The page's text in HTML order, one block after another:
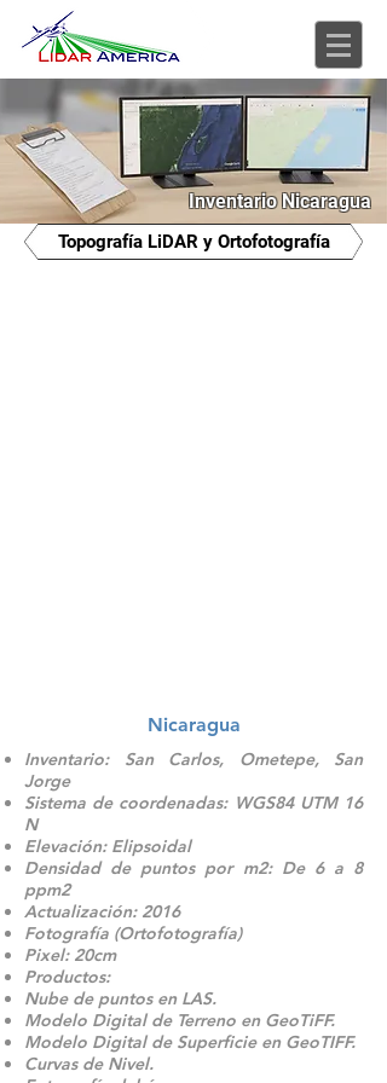
Inventario Nicaragua
Topografía LiDAR y Ortofotografía
Nicaragua
Inventario: San Carlos, Ometepe, San
Jorge
Sistema de coordenadas: WGS84 UTM 16
N
Elevación: Elipsoidal
Densidad de puntos por m2: De 6 a 8
ppm2
Actualización: 2016
Fotografía (Ortofotografía)
Pixel: 20cm
Productos:
Nube de puntos en LAS.
Modelo Digital de Terreno en GeoTiFF.
Modelo Digital de Superficie en GeoTIFF.
Curvas de Nivel.